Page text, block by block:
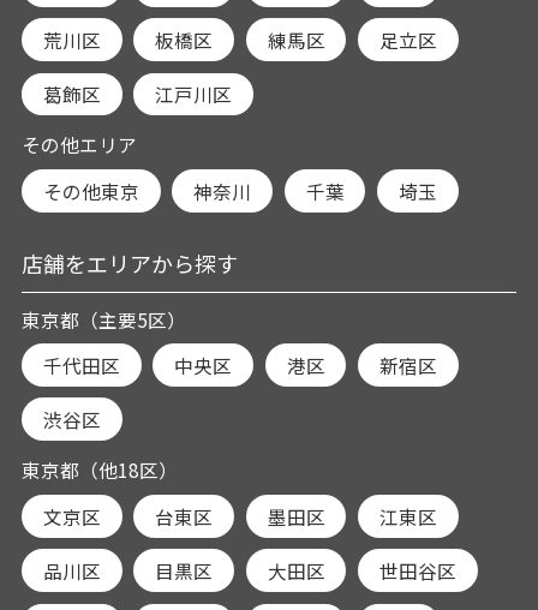
荒川区 板橋区 練馬区 足立区
葛飾区
江戸川区
その他エリア
その他東京
神奈川 千葉 埼玉
店舗をエリアから探す
東京都（主要5区）
千代田区
中央区 港区 新宿区
渋谷区
東京都（他18区）
文京区
台東区 墨田区 江東区
品川区 目黒区 大田区 世田谷区